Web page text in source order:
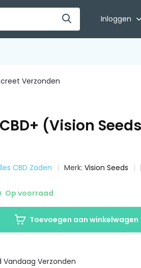
Inloggen
Verzonden
(Vision
CBD Zaden Merk:Vision Seeds
Op voorraad
Toevoegen aan winkelwagen
Vandaag Verzonden